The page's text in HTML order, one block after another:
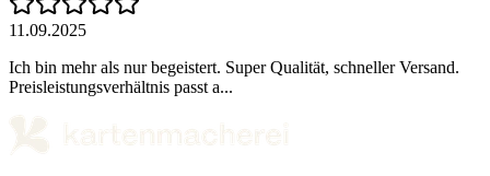
11.09.2025
Ich bin mehr als nur begeistert. Super Qualität, schneller Versand.
Preisleistungsverhältnis passt a...